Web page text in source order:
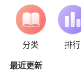
分类 排行
最近更新